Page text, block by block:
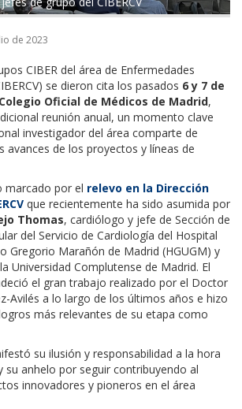
de 2023
CIBER del área de Enfermedades
se dieron cita los pasados 6 y 7 de
Oficial de Médicos de Madrid,
reunión anual, un momento clave
investigador del área comparte de
avances de los proyectos y líneas de
marcado por el relevo en la Dirección
que recientemente ha sido asumida por
Thomas, cardiólogo y jefe de Sección de
del Servicio de Cardiología del Hospital
Gregorio Marañón de Madrid (HGUGM) y
Universidad Complutense de Madrid. El
el gran trabajo realizado por el Doctor
Avilés a lo largo de los últimos años e hizo
más relevantes de su etapa como
su ilusión y responsabilidad a la hora
anhelo por seguir contribuyendo al
innovadores y pioneros en el área